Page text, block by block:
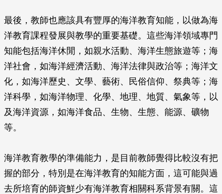
最後，教師也應該具有豐厚的海洋教育知能，以做為海
洋教育課程發展與教學的重要基礎。這些海洋領域專門
知能包括海洋休閒，如親水活動、海洋生態旅遊等；海
洋社會，如海洋經濟活動、海洋法律與政治等；海洋文
化，如海洋歷史、文學、藝術、民俗信仰、祭典等；海
洋科學，如海洋物理、化學、地理、地質、氣象等，以
及海洋資源，如海洋食品、生物、生態、能源、礦物
等。
海洋教育教學的準備能力，是目前教師覺得比較沒有把
握的部分，特別是在海洋教育的知能方面，這可能與過
去所培育的師資鮮少有海洋教育相關科系背景有關。這